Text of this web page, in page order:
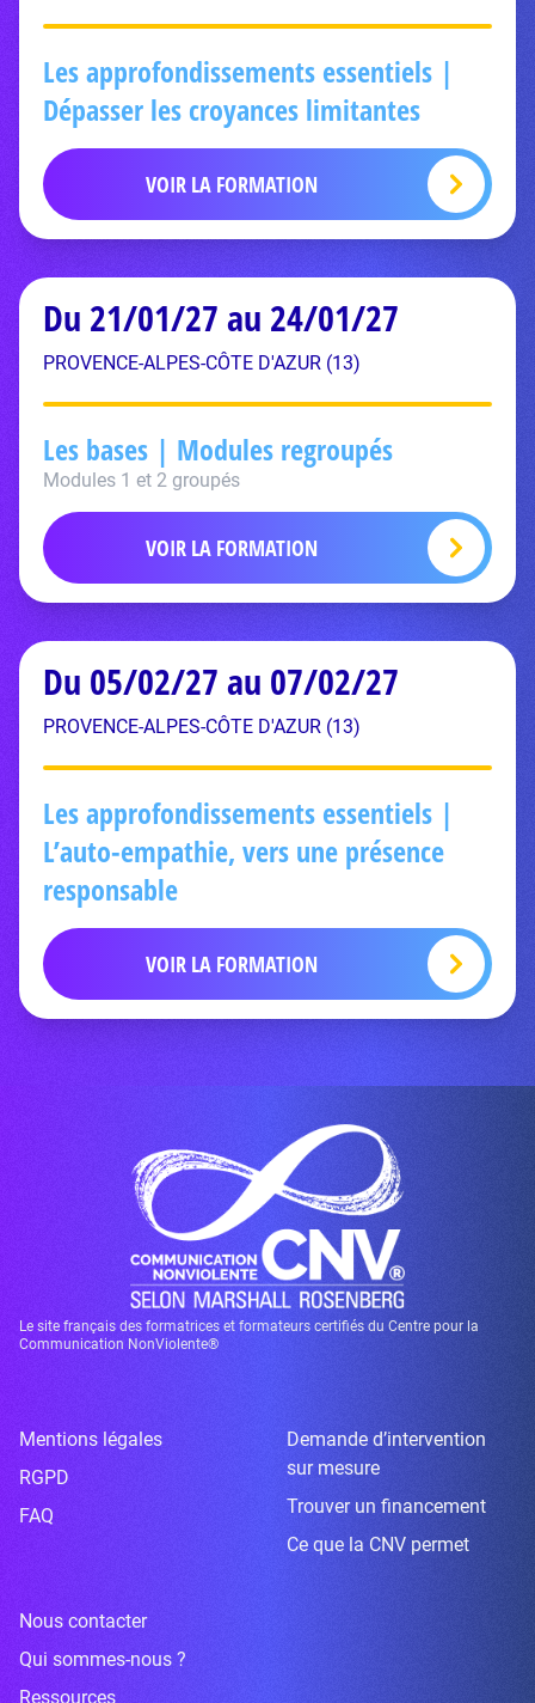
Les approfondissements essentiels |
Dépasser les croyances limitantes
VOIR LA FORMATION
Du 21/01/27 au 24/01/27
PROVENCE-ALPES-CÔTE D'AZUR (13)
Les bases | Modules regroupés
Modules 1 et 2 groupés
VOIR LA FORMATION
Du 05/02/27 au 07/02/27
PROVENCE-ALPES-CÔTE D'AZUR (13)
Les approfondissements essentiels |
L’auto-empathie, vers une présence
responsable
VOIR LA FORMATION
Le site français des formatrices et formateurs certifiés du Centre pour la
Communication NonViolente®
Mentions légales
RGPD
FAQ
Demande d’intervention
sur mesure
Trouver un financement
Ce que la CNV permet
Nous contacter
Qui sommes-nous ?
Ressources